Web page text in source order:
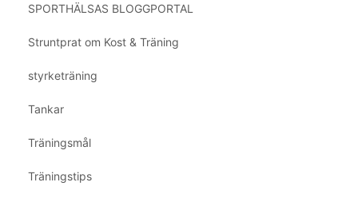
SPORTHÄLSAS BLOGGPORTAL
Struntprat om Kost & Träning
styrketräning
Tankar
Träningsmål
Träningstips